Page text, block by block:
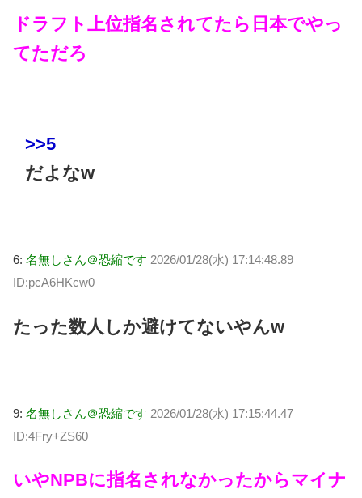
ドラフト上位指名されてたら日本でやっ
てただろ
>>5
だよなw
6: 名無しさん＠恐縮です 2026/01/28(水) 17:14:48.89
ID:pcA6HKcw0
たった数人しか避けてないやんw
9: 名無しさん＠恐縮です 2026/01/28(水) 17:15:44.47
ID:4Fry+ZS60
いやNPBに指名されなかったからマイナ